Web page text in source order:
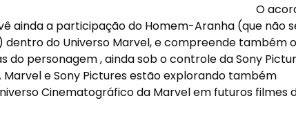
O
ainda a participação do Homem-Aranha (que não
do Universo Marvel, e compreende também o
personagem , ainda sob o controle da Sony
e Sony Pictures estão explorando também
Cinematográfico da Marvel em futuros filmes